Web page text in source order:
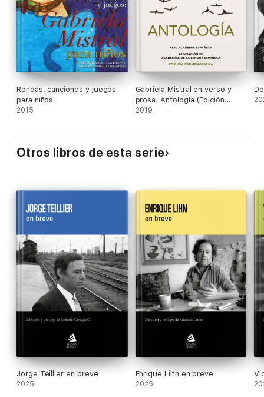
Rondas, canciones y juegos
para niños
2015
Gabriela Mistral en verso y
prosa. Antología (Edición
conmemorativa de la RAE y la
2019
Otros libros de esta serie
Jorge Teillier en breve
2025
Enrique Lihn en breve
2025